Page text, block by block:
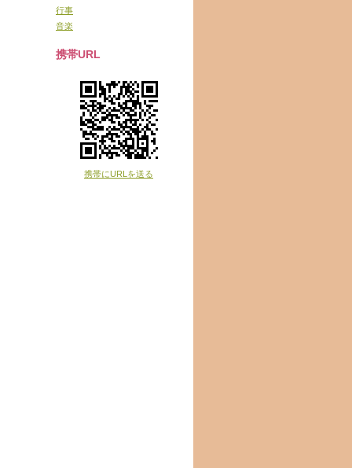
行事
音楽
携帯URL
携帯にURLを送る